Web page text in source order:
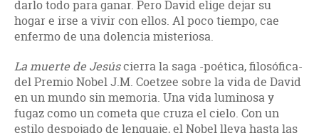
darlo todo para ganar. Pero David elige dejar su
hogar e irse a vivir con ellos. Al poco tiempo, cae
enfermo de una dolencia misteriosa.
La muerte de Jesúscierra la saga -poética, filosófica-
del Premio Nobel J.M. Coetzee sobre la vida de David
en un mundo sin memoria. Una vida luminosa y
fugaz como un cometa que cruza el cielo. Con un
estilo despojado de lenguaje, el Nobel lleva hasta las